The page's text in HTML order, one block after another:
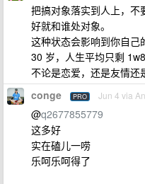
把搞对象落实到人上，不
好就和谁处对象。
这种状态会影响到你自己
30 岁，人生平均只剩
不论是恋爱，还是友情还
conge PRO Jun 4 via
@q2677855779
这多好
实在磕儿一唠
乐呵乐呵得了